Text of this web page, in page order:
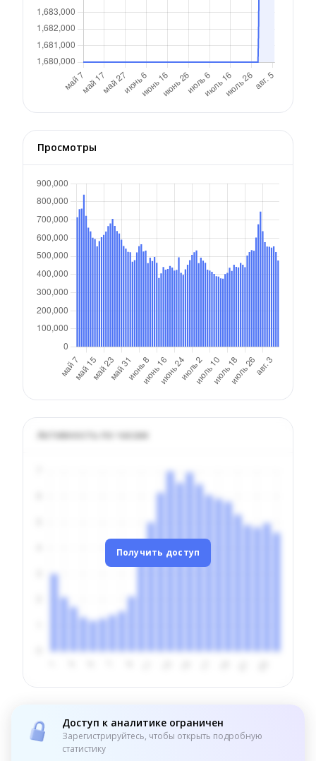
Просмотры
Активность по часам
Получить доступ
Доступ к аналитике ограничен
Зарегистрируйтесь, чтобы открыть подробную
статистику